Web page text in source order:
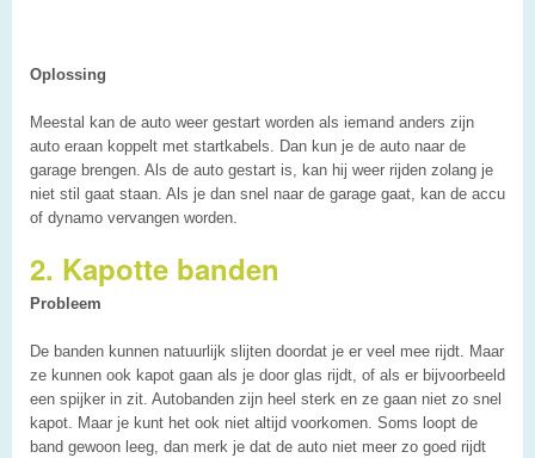
Oplossing
Meestal kan de auto weer gestart worden als iemand anders zijn
auto eraan koppelt met startkabels. Dan kun je de auto naar de
garage brengen. Als de auto gestart is, kan hij weer rijden zolang je
niet stil gaat staan. Als je dan snel naar de garage gaat, kan de accu
of dynamo vervangen worden.
2. Kapotte banden
Probleem
De banden kunnen natuurlijk slijten doordat je er veel mee rijdt. Maar
ze kunnen ook kapot gaan als je door glas rijdt, of als er bijvoorbeeld
een spijker in zit. Autobanden zijn heel sterk en ze gaan niet zo snel
kapot. Maar je kunt het ook niet altijd voorkomen. Soms loopt de
band gewoon leeg, dan merk je dat de auto niet meer zo goed rijdt